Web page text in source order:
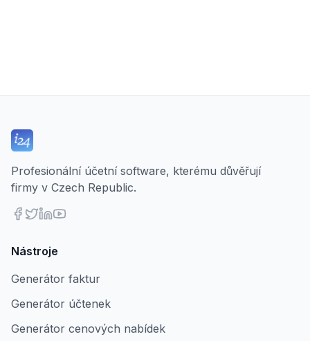
Profesionální účetní software, kterému důvěřují
firmy v Czech Republic.
Nástroje
Generátor faktur
Generátor účtenek
Generátor cenových nabídek